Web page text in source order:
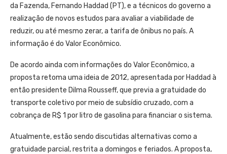
da Fazenda, Fernando Haddad (PT), e a técnicos do governo a
realização de novos estudos para avaliar a viabilidade de
reduzir, ou até mesmo zerar, a tarifa de ônibus no país. A
informação é do Valor Econômico.
De acordo ainda com informações do Valor Econômico, a
proposta retoma uma ideia de 2012, apresentada por Haddad à
então presidente Dilma Rousseff, que previa a gratuidade do
transporte coletivo por meio de subsídio cruzado, com a
cobrança de R$ 1 por litro de gasolina para financiar o sistema.
Atualmente, estão sendo discutidas alternativas como a
gratuidade parcial, restrita a domingos e feriados. A proposta,